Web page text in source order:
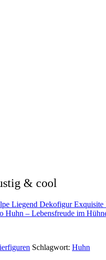
& cool
Liegend Dekofigur Exquisite
Huhn – Lebensfreude im
Schlagwort: Huhn